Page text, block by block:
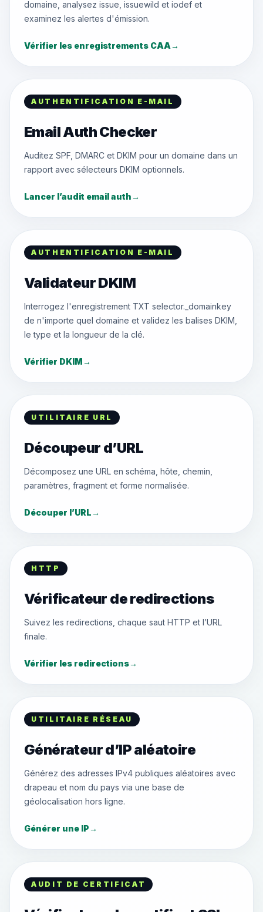
domaine, analysez issue, issuewild et iodef et
examinez les alertes d'émission.
Vérifier les enregistrements CAA→
AUTHENTIFICATION E-MAIL
Email Auth Checker
Auditez SPF, DMARC et DKIM pour un domaine dans un
rapport avec sélecteurs DKIM optionnels.
Lancer l’audit email auth→
AUTHENTIFICATION E-MAIL
Validateur DKIM
Interrogez l'enregistrement TXT selector._domainkey
de n'importe quel domaine et validez les balises DKIM,
le type et la longueur de la clé.
Vérifier DKIM→
UTILITAIRE URL
Découpeur d’URL
Décomposez une URL en schéma, hôte, chemin,
paramètres, fragment et forme normalisée.
Découper l’URL→
HTTP
Vérificateur de redirections
Suivez les redirections, chaque saut HTTP et l’URL
finale.
Vérifier les redirections→
UTILITAIRE RÉSEAU
Générateur d’IP aléatoire
Générez des adresses IPv4 publiques aléatoires avec
drapeau et nom du pays via une base de
géolocalisation hors ligne.
Générer une IP→
AUDIT DE CERTIFICAT